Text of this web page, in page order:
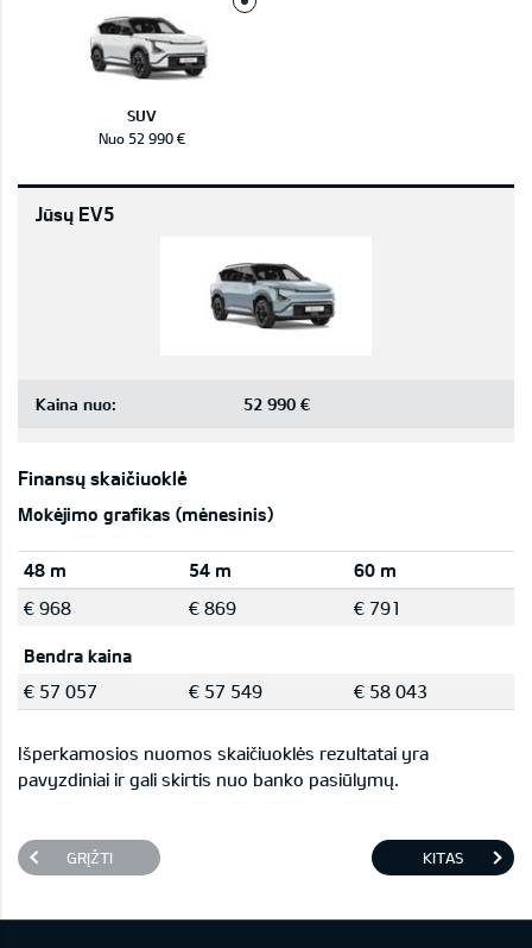
SUV
Nuo 52 990 €
Jūsų EV5
Kaina nuo: 52 990 €
Finansų skaičiuoklė
Mokėjimo grafikas (mėnesinis)
48 m 54 m
60 m
€ 968
€ 869 € 791
Bendra kaina
€ 57 057
€ 57 549 € 58 043
Išperkamosios nuomos skaičiuoklės rezultatai yra
pavyzdiniai ir gali skirtis nuo banko pasiūlymų.
GRĮŽTI KITAS